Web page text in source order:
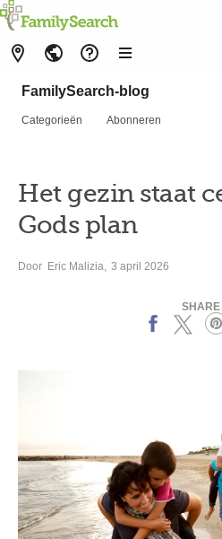
FamilySearch-blog
Categorieën Abonneren
Het gezin staat
Gods plan
Door Eric Malizia 3 april 2026
SHARE
X